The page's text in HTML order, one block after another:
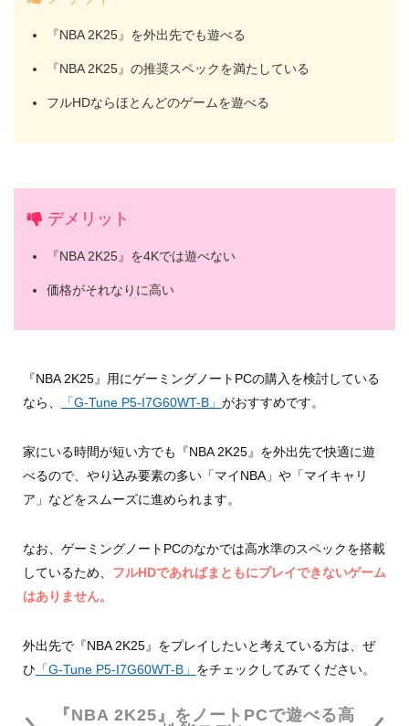
『NBA 2K25』を外出先でも遊べる
『NBA 2K25』の推奨スペックを満たしている
フルHDならほとんどのゲームを遊べる
デメリット
『NBA 2K25』を4Kでは遊べない
価格がそれなりに高い
『NBA 2K25』用にゲーミングノートPCの購入を検討している
なら、
「G-Tune P5-I7G60WT-B」 がおすすめです。
家にいる時間が短い方でも『NBA 2K25』を外出先で快適に遊
べるので、やり込み要素の多い「マイNBA」や「マイキャリ
ア」などをスムーズに進められます。
なお、ゲーミングノートPCのなかでは高水準のスペックを搭載
しているため、 フルHDであればまともにプレイできないゲーム
はありません。
外出先で『NBA 2K25』をプレイしたいと考えている方は、ぜ
ひ 「G-Tune P5-I7G60WT-B」 をチェックしてみてください。
『NBA 2K25』をノートPCで遊べる高